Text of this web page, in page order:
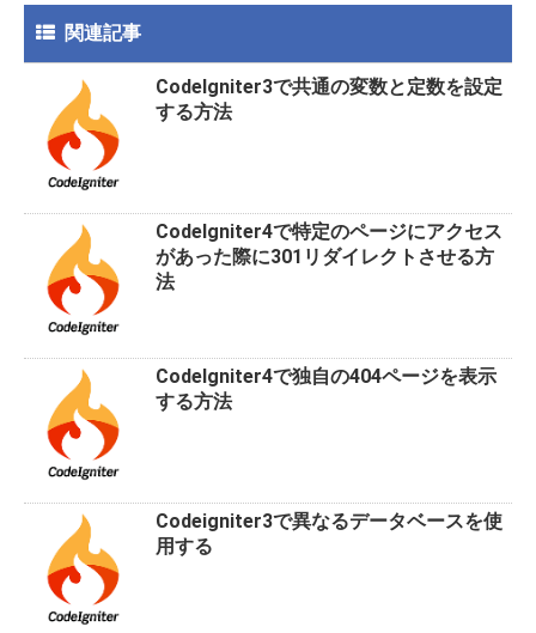
o
o
k
関連記事
CodeIgniter3で共通の変数と定数を設定
する方法
CodeIgniter4で特定のページにアクセス
があった際に301リダイレクトさせる方
法
CodeIgniter4で独自の404ページを表示
する方法
Codeigniter3で異なるデータベースを使
用する